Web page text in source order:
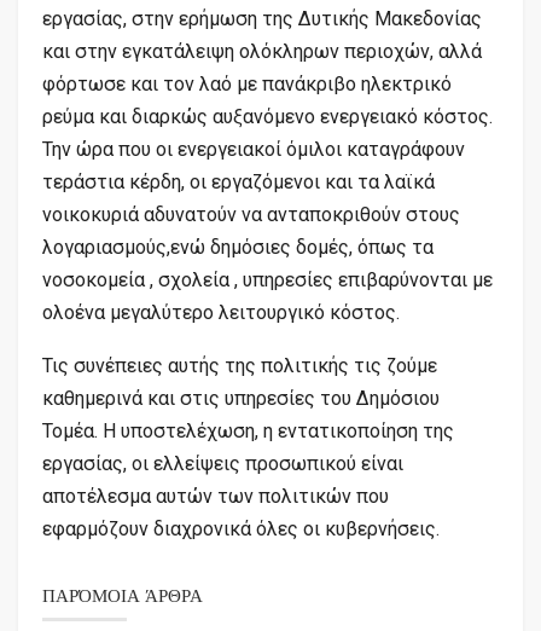
εργασίας, στην ερήμωση της Δυτικής Μακεδονίας
και στην εγκατάλειψη ολόκληρων περιοχών, αλλά
φόρτωσε και τον λαό με πανάκριβο ηλεκτρικό
ρεύμα και διαρκώς αυξανόμενο ενεργειακό κόστος.
Την ώρα που οι ενεργειακοί όμιλοι καταγράφουν
τεράστια κέρδη, οι εργαζόμενοι και τα λαϊκά
νοικοκυριά αδυνατούν να ανταποκριθούν στους
λογαριασμούς,ενώ δημόσιες δομές, όπως τα
νοσοκομεία , σχολεία , υπηρεσίες επιβαρύνονται με
ολοένα μεγαλύτερο λειτουργικό κόστος.
Τις συνέπειες αυτής της πολιτικής τις ζούμε
καθημερινά και στις υπηρεσίες του Δημόσιου
Τομέα. Η υποστελέχωση, η εντατικοποίηση της
εργασίας, οι ελλείψεις προσωπικού είναι
αποτέλεσμα αυτών των πολιτικών που
εφαρμόζουν διαχρονικά όλες οι κυβερνήσεις.
ΠΑΡΌΜΟΙΑ ΆΡΘΡΑ